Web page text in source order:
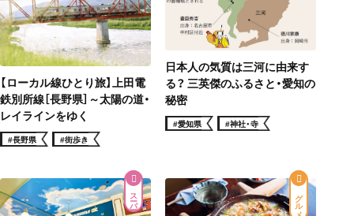
【ローカル線ひとり旅】上田電
鉄別所線［長野県］～太陽の道・
レイラインをゆく
#長野県 #街歩き
日本人の気質は三河に由来す
る？ 三英傑のふるさと・愛知の
秘密
#愛知県 #神社・寺
スーパー グルメ